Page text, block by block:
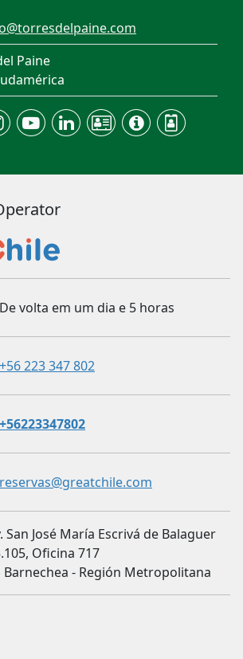
Paine
De volta em um dia e 5 horas
+56 223 347 802
+56223347802
reservas@greatchile.com
San José María Escrivá de Balaguer
Oficina 717
Barnechea - Región Metropolitana